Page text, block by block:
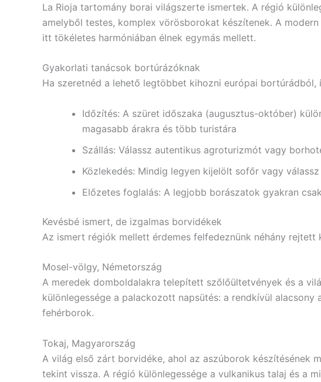
La Rioja tartomány borai világszerte ismertek. A régió
amelyből testes, komplex vörösborokat készítenek. A
itt tökéletes harmóniában élnek egymás mellett.
Gyakorlati tanácsok bortúrázóknak
Ha szeretnéd a lehető legtöbbet kihozni európai bortúrádból,
Időzítés: A szüret időszaka (augusztus-október)
magasabb árakra és több turistára
Szállás: Válassz autentikus agroturizmót vagy
Közlekedés: Mindig legyen kijelölt sofőr vagy
Előzetes foglalás: A legjobb borászatok gyakran
Kevésbé ismert, de izgalmas borvidékek
Az ismert régiók mellett érdemes felfedeznünk néhány rejtett
Mosel-völgy, Németország
A meredek domboldalakra telepített szőlőültetvények és a
különlegessége a palackozott napsütés: a rendkívül
fehérborok.
Tokaj, Magyarország
A világ első zárt borvidéke, ahol az aszúborok készítésének
tekint vissza. A régió különlegessége a vulkanikus talaj és a